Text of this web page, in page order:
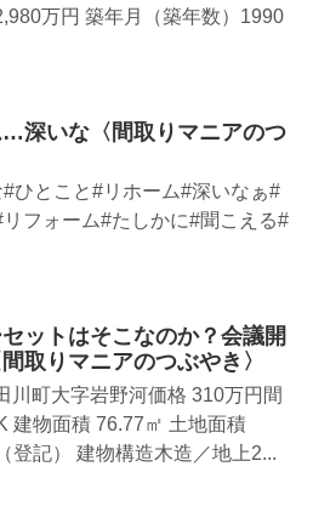
万円 築年月（築年数）1990
…深いな〈間取りマニアのつ
ひとこと#リホーム#深いなぁ#
リフォーム#たしかに#聞こえる#
ットはそこなのか？会議開
取りマニアのつぶやき〉
川町大字岩野河価格 310万円間
建物面積 76.77㎡ 土地面積
登記） 建物構造木造／地上2...